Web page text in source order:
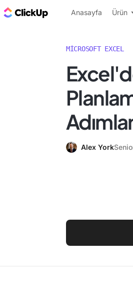
ClickUp Blog
Anasayfa Ürün
MICROSOFT EXCEL
Alex York